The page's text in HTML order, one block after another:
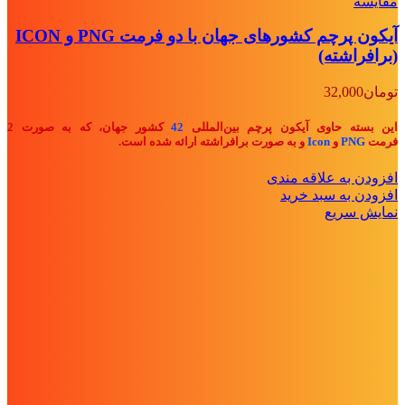
آیکون پرچم کشورهای جهان با دو فرمت PNG و ICON
(برافراشته)
تومان32,000
این بسته حاوی آیکون پرچم بین‌المللی 42
کشور جهان، که به صورت 2
فرمت PNG و Icon و به صورت برافراشته ارائه شده است.
افزودن به علاقه مندی
افزودن به سبد خرید
نمایش سریع